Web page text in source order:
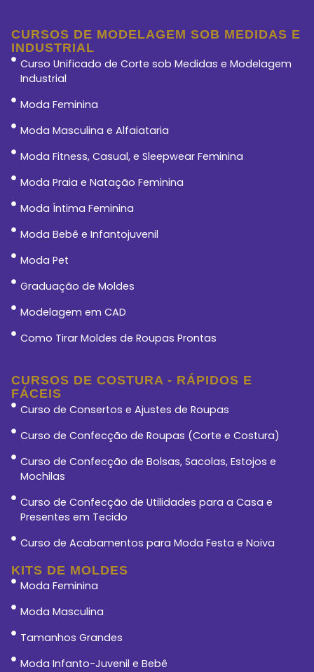
CURSOS DE MODELAGEM SOB MEDIDAS E
INDUSTRIAL
Curso Unificado de Corte sob Medidas e Modelagem
Industrial
Moda Feminina
Moda Masculina e Alfaiataria
Moda Fitness, Casual, e Sleepwear Feminina
Moda Praia e Natação Feminina
Moda Íntima Feminina
Moda Bebê e Infantojuvenil
Moda Pet
Graduação de Moldes
Modelagem em CAD
Como Tirar Moldes de Roupas Prontas
CURSOS DE COSTURA - RÁPIDOS E
FÁCEIS
Curso de Consertos e Ajustes de Roupas
Curso de Confecção de Roupas (Corte e Costura)
Curso de Confecção de Bolsas, Sacolas, Estojos e
Mochilas
Curso de Confecção de Utilidades para a Casa e
Presentes em Tecido
Curso de Acabamentos para Moda Festa e Noiva
KITS DE MOLDES
Moda Feminina
Moda Masculina
Tamanhos Grandes
Moda Infanto-Juvenil e Bebê